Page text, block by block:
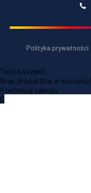
Polityka prywatności
Twój koszyk0
Brak produktów w koszyku!
Kontynuuj zakupy
0